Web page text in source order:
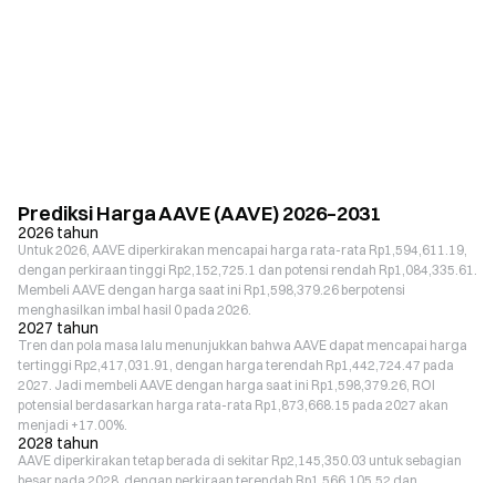
Prediksi Harga AAVE (AAVE) 2026–2031
2026 tahun
Untuk 2026, AAVE diperkirakan mencapai harga rata-rata Rp1,594,611.19,
dengan perkiraan tinggi Rp2,152,725.1 dan potensi rendah Rp1,084,335.61.
Membeli AAVE dengan harga saat ini Rp1,598,379.26 berpotensi
menghasilkan imbal hasil 0 pada 2026.
2027 tahun
Tren dan pola masa lalu menunjukkan bahwa AAVE dapat mencapai harga
tertinggi Rp2,417,031.91, dengan harga terendah Rp1,442,724.47 pada
2027. Jadi membeli AAVE dengan harga saat ini Rp1,598,379.26, ROI
potensial berdasarkan harga rata-rata Rp1,873,668.15 pada 2027 akan
menjadi +17.00%.
2028 tahun
AAVE diperkirakan tetap berada di sekitar Rp2,145,350.03 untuk sebagian